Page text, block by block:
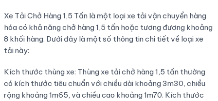
Xe Tải Chở Hàng 1,5 Tấn là một loại xe tải vận chuyển hàng
hóa có khả năng chở hàng 1,5 tấn hoặc tương đương khoảng
8 khối hàng. Dưới đây là một số thông tin chi tiết về loại xe
tải này:
Kích thước thùng xe: Thùng xe tải chở hàng 1,5 tấn thường
có kích thước tiêu chuẩn với chiều dài khoảng 3m30, chiều
rộng khoảng 1m65, và chiều cao khoảng 1m70. Kích thước